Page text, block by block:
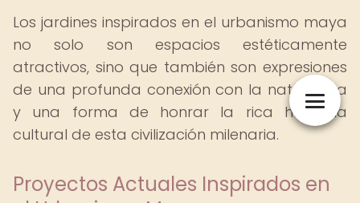
Los jardines inspirados en el urbanismo maya
no solo son espacios estéticamente
atractivos, sino que también son expresiones
de una profunda conexión con la naturaleza
y una forma de honrar la rica herencia
cultural de esta civilización milenaria.
Proyectos Actuales Inspirados en